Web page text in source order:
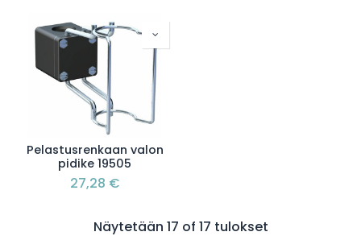
Pelastusrenkaan valon
pidike 19505
27,28 €
Näytetään 17 of 17 tulokset